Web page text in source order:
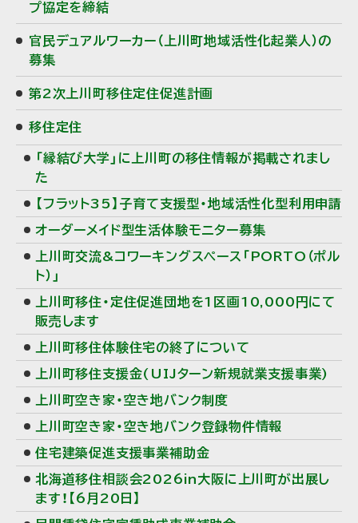
プ協定を締結
官民デュアルワーカー（上川町地域活性化起業人）の
募集
第2次上川町移住定住促進計画
移住定住
「縁結び大学」に上川町の移住情報が掲載されまし
た
【フラット35】子育て支援型・地域活性化型利用申請
オーダーメイド型生活体験モニター募集
上川町交流&コワーキングスペース「PORTO（ポル
ト）」
上川町移住・定住促進団地を1区画10,000円にて
販売します
上川町移住体験住宅の終了について
上川町移住支援金(UIJターン新規就業支援事業)
上川町空き家・空き地バンク制度
上川町空き家・空き地バンク登録物件情報
住宅建築促進支援事業補助金
北海道移住相談会2026in大阪に上川町が出展し
ます！【6月20日】